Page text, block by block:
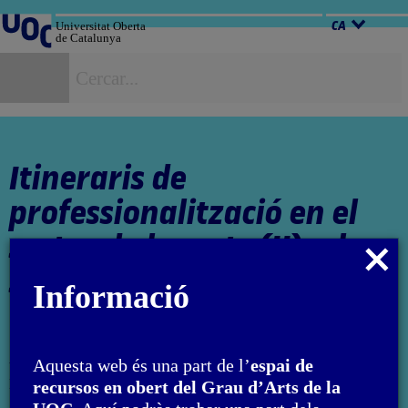
al
contingut
Universitat Oberta
de Catalunya
CA
Itineraris de
professionalització en el
sector de les arts (II): el
sector privat
Autora: Francesco Giaveri
L'encàrrec i la creació d'aquest material docent han estat
Tancar
modal
Informació
Aquesta web és una part de l’espai de
recursos en obert del Grau d’Arts de la